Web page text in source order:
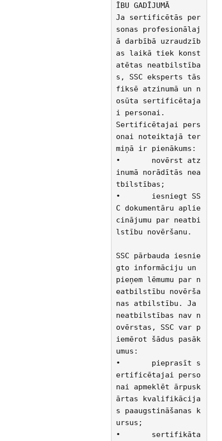
ĪBU GADĪJUMĀ
Ja sertificētās per
sonas profesionālaj
ā darbībā uzraudzīb
as laikā tiek konst
atētas neatbilstība
s, SSC eksperts tās
fiksē atzinumā un n
osūta sertificētaja
i personai.
Sertificētajai pers
onai noteiktajā ter
miņā ir pienākums:
•	novērst atz
inumā norādītās nea
tbilstības;
•	iesniegt SS
C dokumentāru aplie
cinājumu par neatbi
lstību novēršanu.
SSC pārbauda iesnie
gto informāciju un
pieņem lēmumu par n
eatbilstību novērša
nas atbilstību. Ja
neatbilstības nav n
ovērstas, SSC var p
iemērot šādus pasāk
umus:
•	pieprasīt s
ertificētajai perso
nai apmeklēt ārpusk
ārtas kvalifikācija
s paaugstināšanas k
ursus;
•	sertifikāta